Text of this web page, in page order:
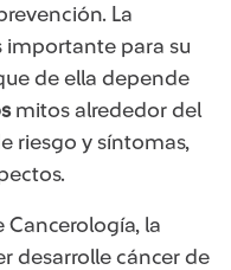
La
importante para su
de ella depende
mitos alrededor del
riesgo y síntomas,
la
desarrolle cáncer de